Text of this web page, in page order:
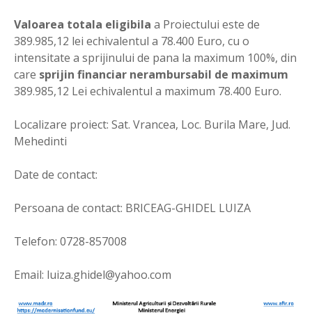
Valoarea totala eligibila a Proiectului este de
389.985,12 lei echivalentul a 78.400 Euro, cu o
intensitate a sprijinului de pana la maximum 100%, din
care sprijin financiar nerambursabil de maximum
389.985,12 Lei echivalentul a maximum 78.400 Euro.
Localizare proiect: Sat. Vrancea, Loc. Burila Mare, Jud.
Mehedinti
Date de contact:
Persoana de contact: BRICEAG-GHIDEL LUIZA
Telefon: 0728-857008
Email: luiza.ghidel@yahoo.com